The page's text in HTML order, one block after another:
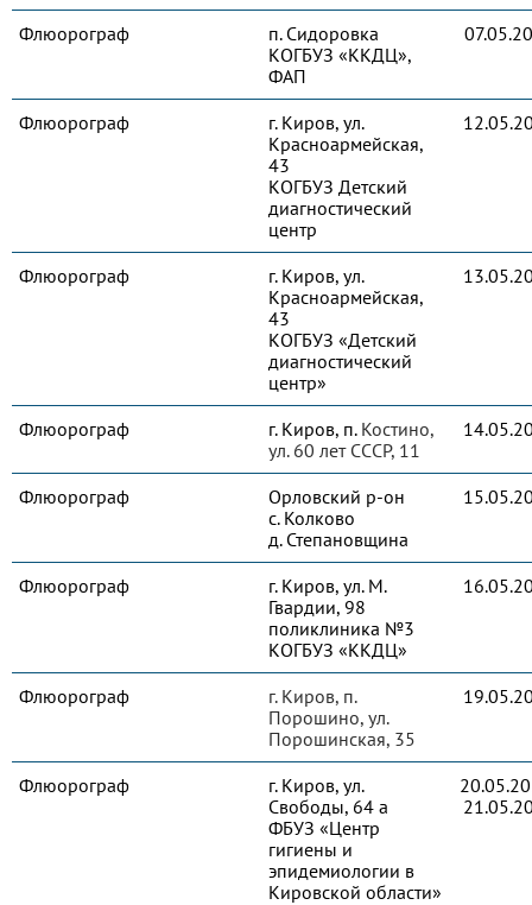
Флюорограф
п. Сидоровка
КОГБУЗ «ККДЦ»,
ФАП
Флюорограф
г. Киров, ул.
Красноармейская,
43
КОГБУЗ Детский
диагностический
центр
Флюорограф
г. Киров, ул.
Красноармейская,
43
КОГБУЗ «Детский
диагностический
центр»
Флюорограф г. Киров, п. Костино,
ул. 60 лет СССР, 11
Флюорограф
Орловский р-он
с. Колково
д. Степановщина
Флюорограф
г. Киров, ул. М.
Гвардии, 98
поликлиника №3
КОГБУЗ «ККДЦ»
Флюорограф
г. Киров, п.
Порошино, ул.
Порошинская, 35
Флюорограф
г. Киров, ул.
Свободы, 64 а
ФБУЗ «Центр
гигиены и
эпидемиологии в
Кировской области»